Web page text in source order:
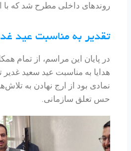
روندهای داخلی مطرح شد که با
تقدیر به مناسبت عید
در پایان این مراسم، از تمام
هدایا به مناسبت عید سعید
نمادی بود از ارج نهادن به
حس تعلق سازمانی.